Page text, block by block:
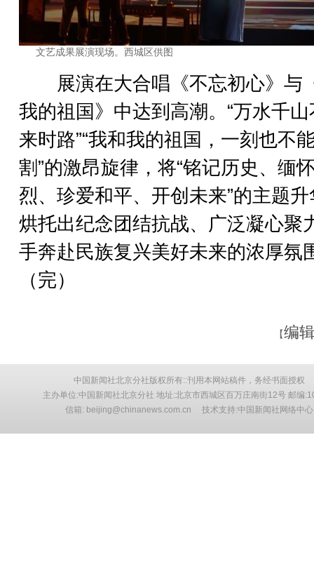
文艺成果展演现场。西城区供图
展演在大合唱《不忘初心》与
我的祖国》中达到高潮。“万水千
来时路”“我和我的祖国，一刻也不
割”的激昂旋律，将“铭记历史、缅
烈、珍爱和平、开创未来”的主题
烘托出纪念团结抗战、广泛凝心聚
手奔赴民族复兴美好未来的浓厚氛
（完）
【编
中国新闻社北京分社版权所有::刊用本网站稿件，务经书面授权
主办单位:中国新闻社北京分社 地址:北京市西城区百万庄南街12号 邮编
信箱: beijing@chinanews.com.cn 技术支持:中国新闻社网络中心